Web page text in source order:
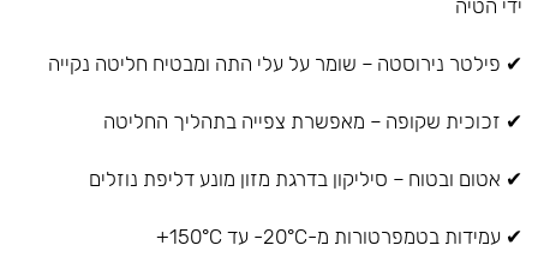
ידי הטיה
✔ פילטר נירוסטה – שומר על עלי התה ומבטיח חליטה נקייה
✔ זכוכית שקופה – מאפשרת צפייה בתהליך החליטה
✔ אטום ובטוח – סיליקון בדרגת מזון מונע דליפת נוזלים
✔ עמידות בטמפרטורות מ-20°C- עד 150°C+